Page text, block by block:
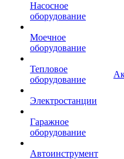
Насосное
оборудование
Моечное
оборудование
Тепловое
оборудование
Электростанции
Гаражное
оборудование
Автоинструмент